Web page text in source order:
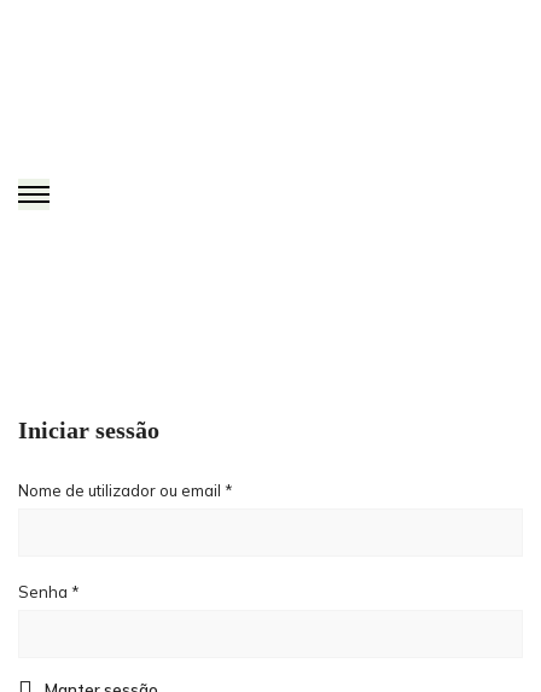
Iniciar sessão
Nome de utilizador ou email *
Senha *